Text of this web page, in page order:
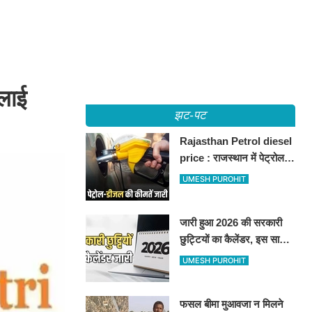
झट-पट
Rajasthan Petrol diesel
price : राजस्थान में पेट्रोल-
डीजल की कीमतें जारी, जानिए
UMESH PUROHIT
जारी हुआ 2026 की सरकारी
छुट्टियों का कैलेंडर, इस साल
कई बार मिलेगा लगातार
UMESH PUROHIT
फसल बीमा मुआवजा न मिलने